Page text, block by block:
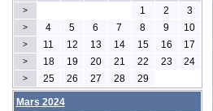
> 1 2 3
> 4 5 6 7 8 9 10
> 11 12 13 14 15 16 17
> 18 19 20 21 22 23 24
> 25 26 27 28 29
Mars 2024